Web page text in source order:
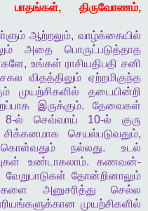
பாதங்கள், திருவோணம்,
ஆற்றலும்,வாழ்க்கையில்
அதை
பொருட்படுத்தாத
, உங்கள் ராசியதிபதி சனி
சகல விதத்திலும் ஏற்றமிகுந்த
முயற்சிகளில்
தடையின்றி
இருக்கும். தேவைகள்
8-ல் செவ்வாய் 10-ல்
குரு
சிக்கனமாக செயல்படுவதும்,
கொள்வதும் நல்லது. உடல்
உண்டாகலாம். கணவன்-
வேறுபாடுகள் தோன்றினாலும்
அனுசரித்து
செல்ல
முயற்சிகளில்